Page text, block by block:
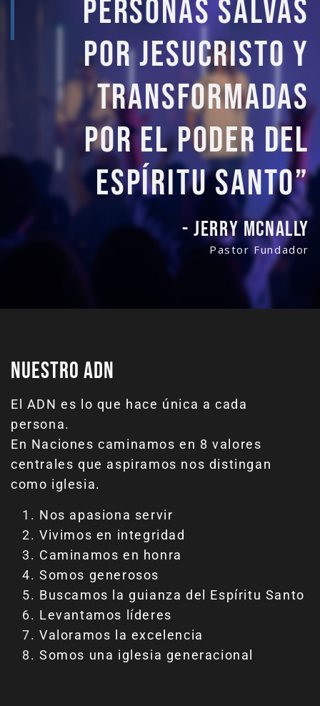
personas salvas
por Jesucristo y
transformadas
por el poder del
Espíritu Santo”
- Jerry McNally
Pastor Fundador
Nuestro ADN
El ADN es lo que hace única a cada
persona.
En Naciones caminamos en 8 valores
centrales que aspiramos nos distingan
como iglesia.
Nos apasiona servir
Vivimos en integridad
Caminamos en honra
Somos generosos
Buscamos la guianza del Espíritu Santo
Levantamos líderes
Valoramos la excelencia
Somos una iglesia generacional